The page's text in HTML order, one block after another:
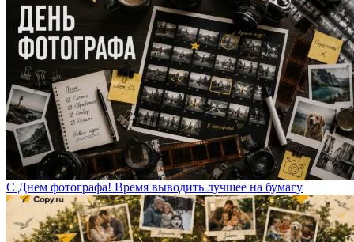
С Днем фотографа! Время выводить лучшее на бумагу